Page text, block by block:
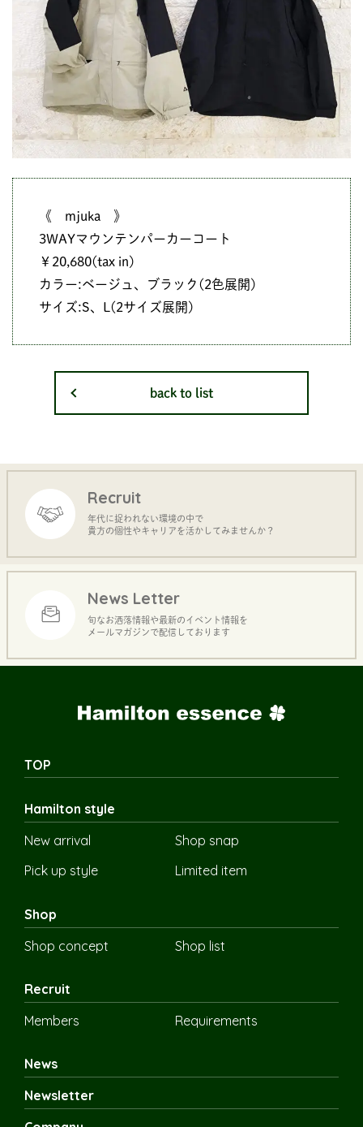
《 mjuka 》
3WAYマウンテンパーカーコート
￥20,680(tax in)
カラー:ベージュ、ブラック(2色展開)
サイズ:S、L(2サイズ展開)
back to list
Recruit
年代に捉われない環境の中で
貴方の個性やキャリアを活かしてみませんか？
News Letter
旬なお洒落情報や最新のイベント情報を
メールマガジンで配信しております
TOP
Hamilton style
New arrival
Shop snap
Pick up style
Limited item
Shop
Shop concept
Shop list
Recruit
Members
Requirements
News
Newsletter